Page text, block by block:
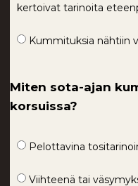
kertoivat tarinoita
Kummituksia nähtiin
Miten sota-ajan
korsuissa?
Pelottavina
Viihteenä tai